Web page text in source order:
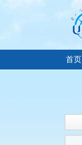
首页